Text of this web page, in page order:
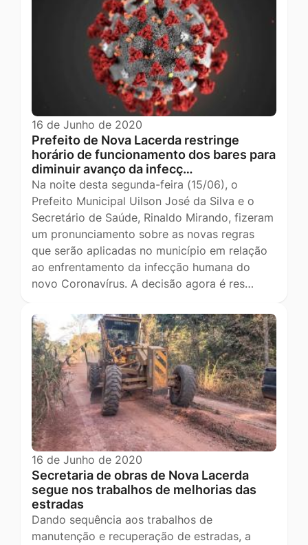
16 de Junho de 2020
Prefeito de Nova Lacerda restringe
horário de funcionamento dos bares para
diminuir avanço da infecç…
Na noite desta segunda-feira (15/06), o
Prefeito Municipal Uilson José da Silva e o
Secretário de Saúde, Rinaldo Mirando, fizeram
um pronunciamento sobre as novas regras
que serão aplicadas no município em relação
ao enfrentamento da infecção humana do
novo Coronavírus. A decisão agora é res…
16 de Junho de 2020
Secretaria de obras de Nova Lacerda
segue nos trabalhos de melhorias das
estradas
Dando sequência aos trabalhos de
manutenção e recuperação de estradas, a